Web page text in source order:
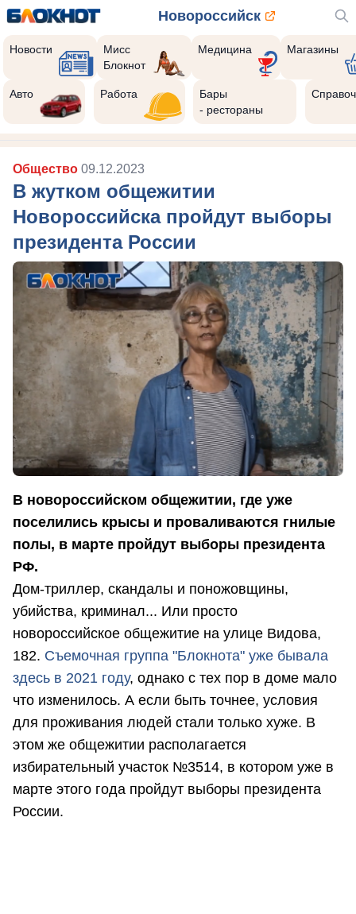
Новороссийск
Новости
Мисс
Блокнот
Медицина Магазины
Авто Работа
Бары
- рестораны
Общество 09.12.2023
В жутком общежитии
Новороссийска пройдут выборы
президента России
В новороссийском общежитии, где уже
поселились крысы и проваливаются гнилые
полы, в марте пройдут выборы президента
РФ.
Дом-триллер, скандалы и поножовщины,
убийства, криминал... Или просто
новороссийское общежитие на улице Видова,
182. Съемочная группа "Блокнота" уже бывала
здесь в 2021 году, однако с тех пор в доме мало
что изменилось. А если быть точнее, условия
для проживания людей стали только хуже. В
этом же общежитии располагается
избирательный участок №3514, в котором уже в
марте этого года пройдут выборы президента
России.